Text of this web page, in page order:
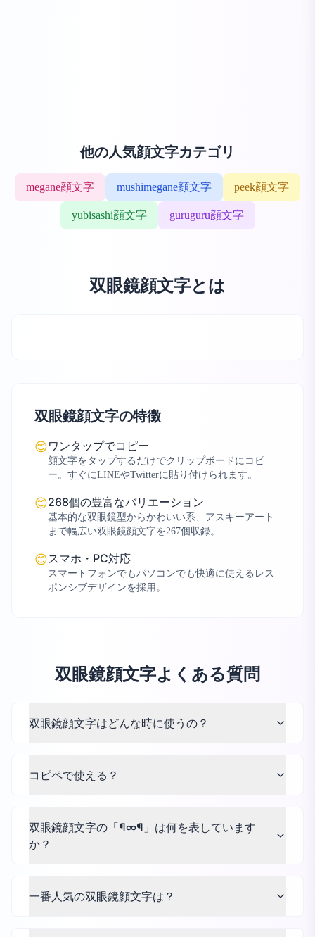
他の人気顔文字カテゴリ
megane顔文字 mushimegane顔文字 peek顔文字
yubisashi顔文字 guruguru顔文字
双眼鏡顔文字とは
双眼鏡顔文字の特徴
😊ワンタップでコピー
顔文字をタップするだけでクリップボードにコピ
ー。すぐにLINEやTwitterに貼り付けられます。
😊268個の豊富なバリエーション
基本的な双眼鏡型からかわいい系、アスキーアート
まで幅広い双眼鏡顔文字を267個収録。
😊スマホ・PC対応
スマートフォンでもパソコンでも快適に使えるレス
ポンシブデザインを採用。
双眼鏡顔文字よくある質問
双眼鏡顔文字はどんな時に使うの？
コピペで使える？
双眼鏡顔文字の「¶∞¶」は何を表しています
か？
一番人気の双眼鏡顔文字は？